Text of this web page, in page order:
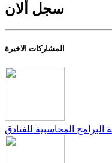
سجل ألان
المشاركات الاخيرة
المحاسبية للفنادق